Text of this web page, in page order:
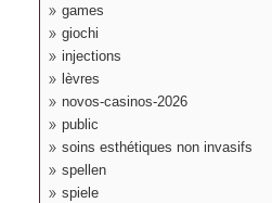
games
giochi
injections
lèvres
novos-casinos-2026
public
soins esthétiques non invasifs
spellen
spiele